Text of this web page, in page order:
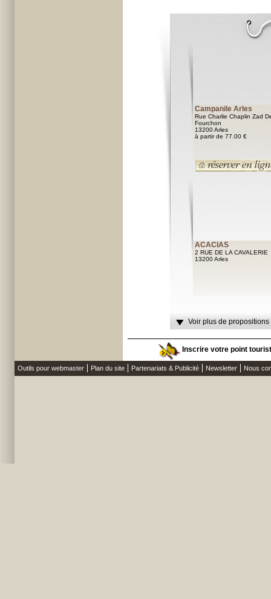
Campanile Arles
Rue Charlie Chaplin Zad
Fourchon
13200 Arles
à partir de 77.00 €
ACACIAS
2 RUE DE LA CAVALERIE
13200 Arles
Voir plus de
Inscrire votre point
Outils pour webmaster Plan du site Partenariats & Publicité Newsletter Nous